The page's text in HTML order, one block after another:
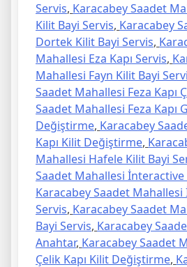
Servis, Karacabey Saadet
Kilit Bayi Servis, Karacabey
Dortek Kilit Bayi Servis,
Mahallesi Eza Kapı Servis,
Mahallesi Fayn Kilit Bayi
Saadet Mahallesi Feza Kapı
Saadet Mahallesi Feza Kapı
Değiştirme, Karacabey
Kapı Kilit Değiştirme,
Mahallesi Hafele Kilit Bayi
Saadet Mahallesi
Karacabey Saadet Mahallesi
Servis, Karacabey Saadet
Bayi Servis, Karacabey
Anahtar, Karacabey Saadet
Çelik Kapı Kilit Değiştirme,